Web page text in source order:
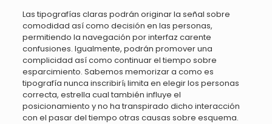
Las tipografías claras podrán originar la señal sobre
comodidad así­ como decisión en las personas,
permitiendo la navegación por interfaz carente
confusiones. Igualmente, podrán promover una
complicidad así­ como continuar el tiempo sobre
esparcimiento. Sabemos memorizar a como es
tipografía nunca inscribirí¡ limita en elegir los personas
correcta, estrella cual también influye el
posicionamiento y no ha transpirado dicho interacción
con el pasar del tiempo otras causas sobre esquema.